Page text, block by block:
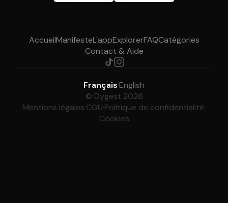
AccueilManifesteL'appExplorerFAQCatégories
Contact & Aide
Français·English
© Dygest 2026
Mentions légales·CGU·Politique de confidentialité·
Cookies